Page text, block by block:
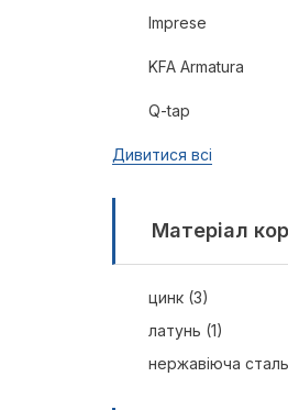
Imprese
KFA Armatura
Q-tap
Дивитися всі
Матеріал
цинк (3)
латунь (1)
нержавіюча